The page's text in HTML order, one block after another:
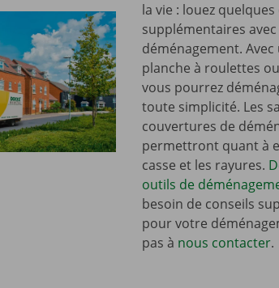
la vie : louez
supplémentaires
déménagement.
planche à roulettes
vous pourrez
toute simplicité. Les
couvertures de
permettront quant à
casse et les rayures.
outils de
besoin de conseils
pour votre
pas à nous contacter.